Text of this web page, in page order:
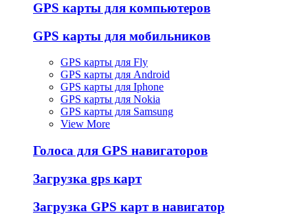
GPS карты для компьютеров
GPS карты для мобильников
GPS карты для Fly
GPS карты для Android
GPS карты для Iphone
GPS карты для Nokia
GPS карты для Samsung
View More
Голоса для GPS навигаторов
Загрузка gps карт
Загрузка GPS карт в навигатор